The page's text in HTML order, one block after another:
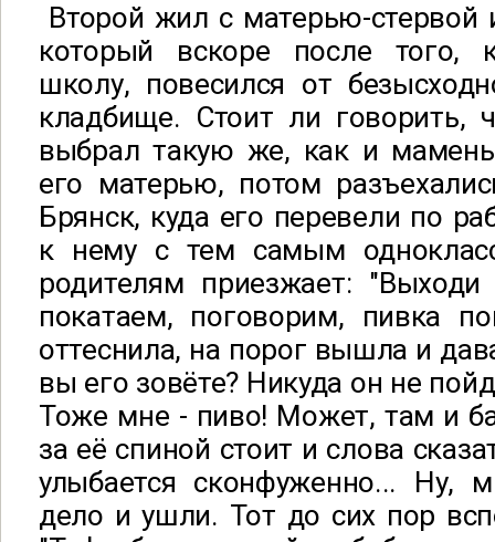
Второй жил с матерью-стервой
который вскоре после того,
школу, повесился от
кладбище. Стоит ли говорить,
выбрал такую же, как и
его матерью, потом
Брянск, куда его перевели по
к нему с тем самым
родителям приезжает:
покатаем, поговорим, пивка
оттеснила, на порог вышла и
вы его зовёте? Никуда он не
Тоже мне - пиво! Может, там и
за её спиной стоит и слова
улыбается сконфуженно... Ну,
дело и ушли. Тот до сих пор